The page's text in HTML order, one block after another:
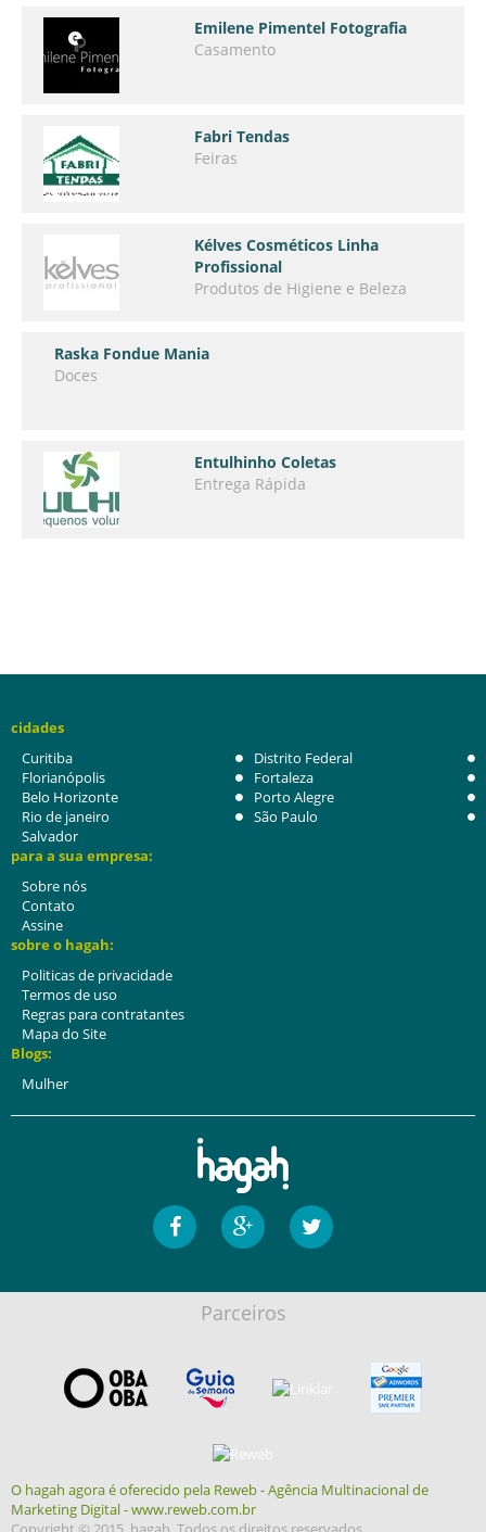
Emilene Pimentel Fotografia
Casamento
Fabri Tendas
Feiras
Kélves Cosméticos Linha
Profissional
Produtos de Higiene e Beleza
Raska Fondue Mania
Doces
Entulhinho Coletas
Entrega Rápida
cidades
Curitiba
Distrito Federal
Florianópolis
Fortaleza
Belo Horizonte
Porto Alegre
Rio de janeiro
São Paulo
Salvador
para a sua empresa:
Sobre nós
Contato
Assine
sobre o hagah:
Politicas de privacidade
Termos de uso
Regras para contratantes
Mapa do Site
Blogs:
Mulher
Parceiros
O hagah agora é oferecido pela Reweb - Agência Multinacional de
Marketing Digital - www.reweb.com.br